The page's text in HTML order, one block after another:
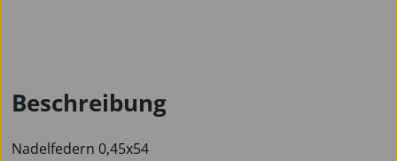
Beschreibung
Nadelfedern 0,45x54